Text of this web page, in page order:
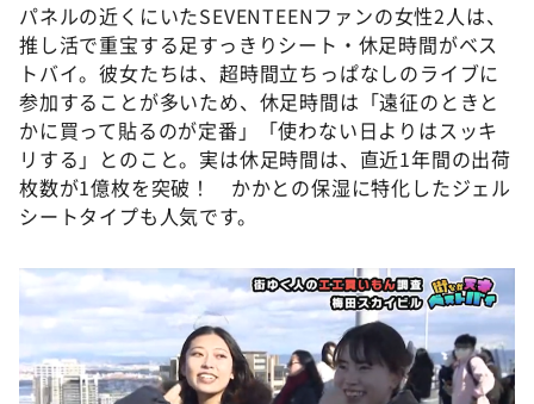
パネルの近くにいたSEVENTEENファンの女性2人は、
推し活で重宝する足すっきりシート・休足時間がベス
トバイ。彼女たちは、超時間立ちっぱなしのライブに
参加することが多いため、休足時間は「遠征のときと
かに買って貼るのが定番」「使わない日よりはスッキ
リする」とのこと。実は休足時間は、直近1年間の出荷
枚数が1億枚を突破！ かかとの保湿に特化したジェル
シートタイプも人気です。